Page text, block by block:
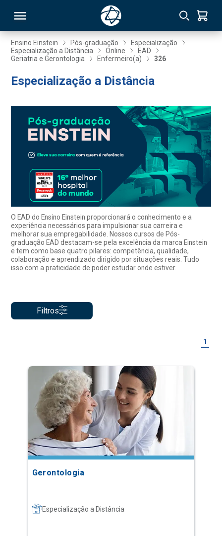
Ensino Einstein Pós-graduação
Especialização
Especialização a Distância
Online
EAD
Geriatria e Gerontologia
Enfermeiro(a) 326
Especialização a Distância
O EAD do Ensino Einstein proporcionará o conhecimento e a
experiência necessários para impulsionar sua carreira e
melhorar sua empregabilidade. Nossos cursos de Pós-
graduação EAD destacam-se pela excelência da marca Einstein
e tem como base quatro pilares: competência, qualidade,
colaboração e aprendizado dirigido por situações reais. Tudo
isso com a praticidade de poder estudar onde estiver.
Filtros
1
Gerontologia
Especialização a Distância